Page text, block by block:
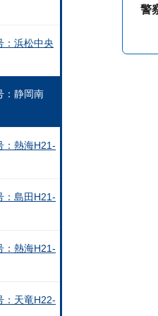
警
：浜松中央
：静岡南
：熱海H21-
：島田H21-
：熱海H21-
：天竜H22-